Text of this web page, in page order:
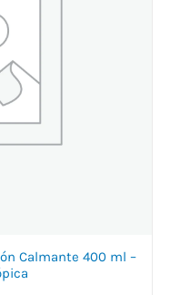
Calmante 400 ml –